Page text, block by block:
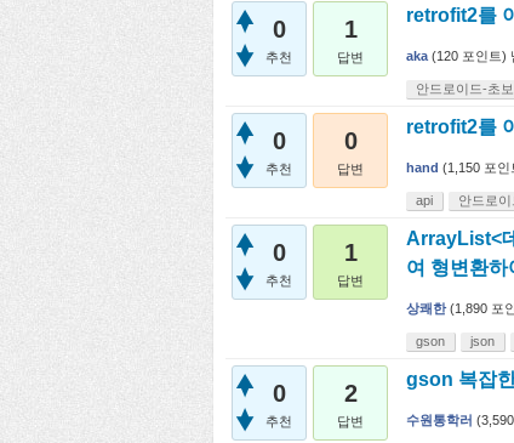
0
추천
1
답변
retrofit2를
aka (120 포인트)
안드로이드-초
0
추천
0
답변
retrofit2를
hand (1,150 포인
api 안드로
0
추천
1
답변
ArrayList<
여 형변환
상쾌한 (1,890 포
gson json
0
추천
2
답변
gson 복잡
수원통학러 (3,590